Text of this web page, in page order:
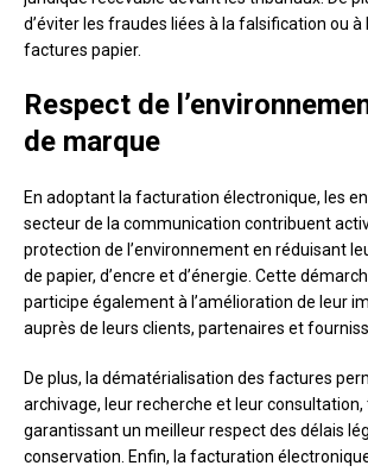
d’éviter les fraudes liées à la falsification ou à
factures papier.
Respect de
de marque
En adoptant la facturation électronique, les
secteur de la communication contribuent
protection de l’environnement en réduisant
de papier, d’encre et d’énergie. Cette
participe également à l’amélioration de leur
auprès de leurs clients, partenaires et
De plus, la dématérialisation des factures
archivage, leur recherche et leur consultation,
garantissant un meilleur respect des délais
conservation. Enfin, la facturation